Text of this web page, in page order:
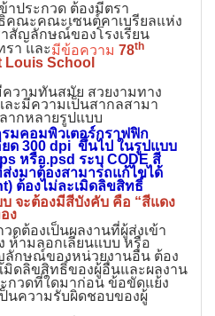
ประกวด ต้องมีตรา
ณะคณะเซนต์คาเบรียลแห่ง
สัญลักษณ์ของโรงเรียน
รา และมีข้อความ 78th
Louis School
วามทันสมัย สวยงามทาง
ะมีความเป็นสากลสามา
ากหลายรูปแบบ
มคอมพิวเตอร์กราฟฟิก
ด 300 dpi ขึ้นไป ในรูปแบบ
หรือ.psd ระบุ CODE สี
งมาต้องสามารถแก้ไขได้
ต้องไม่ละเมิดลิขสิทธิ์
จะต้องมีสีบังคับ คือ “สีแดง
ง
ดต้องเป็นผลงานที่ผู้ส่งเข้า
ห้ามลอกเลียนแบบ หรือ
กษณ์ของหน่วยงานอื่น ต้อง
มิดลิขสิทธิ์ของผู้อื่นและผลงาน
ะกวดที่ใดมาก่อน ข้อขัดแย้ง
นความรับผิดชอบของผู้